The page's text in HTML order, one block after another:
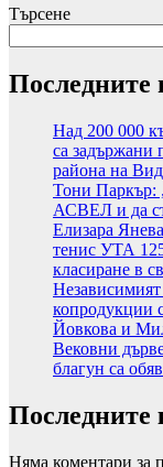
Търсене
Последните
Над 200 000
са задържани
района на
Тони Паркър:
АСВЕЛ и да
Елизара
тенис УТА
класиране в
копродукции
Йовкова и
Вековни
благун са
Последните
Няма коментари за